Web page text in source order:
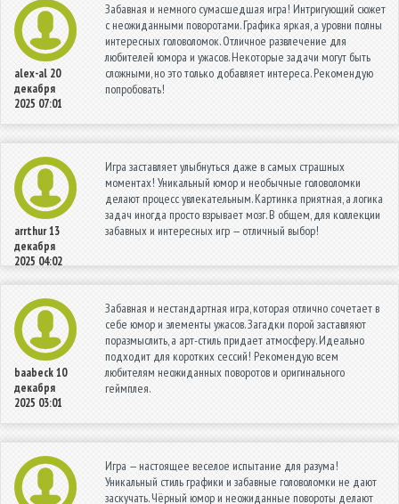
alex-al 20
декабря
2025 07:01
Забавная и немного сумасшедшая игра! Интригующий сюжет
с неожиданными поворотами. Графика яркая, а уровни полны
интересных головоломок. Отличное развлечение для
любителей юмора и ужасов. Некоторые задачи могут быть
сложными, но это только добавляет интереса. Рекомендую
попробовать!
arrthur13
декабря
2025 04:02
Игра заставляет улыбнуться даже в самых страшных
моментах! Уникальный юмор и необычные головоломки
делают процесс увлекательным. Картинка приятная, а логика
задач иногда просто взрывает мозг. В общем, для коллекции
забавных и интересных игр — отличный выбор!
baabeck10
декабря
2025 03:01
Забавная и нестандартная игра, которая отлично сочетает в
себе юмор и элементы ужасов. Загадки порой заставляют
поразмыслить, а арт-стиль придает атмосферу. Идеально
подходит для коротких сессий! Рекомендую всем
любителям неожиданных поворотов и оригинального
геймплея.
Игра — настоящее веселое испытание для разума!
Уникальный стиль графики и забавные головоломки не дают
заскучать. Чёрный юмор и неожиданные повороты делают